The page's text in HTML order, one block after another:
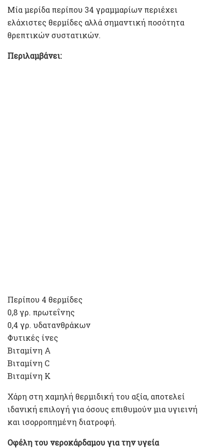
Μία μερίδα περίπου 34 γραμμαρίων περιέχει
ελάχιστες θερμίδες αλλά σημαντική ποσότητα
θρεπτικών συστατικών.
Περιλαμβάνει:
Περίπου 4 θερμίδες
0,8 γρ. πρωτεΐνης
0,4 γρ. υδατανθράκων
Φυτικές ίνες
Βιταμίνη Α
Βιταμίνη C
Βιταμίνη Κ
Χάρη στη χαμηλή θερμιδική του αξία, αποτελεί
ιδανική επιλογή για όσους επιθυμούν μια υγιεινή
και ισορροπημένη διατροφή.
Οφέλη του νεροκάρδαμου για την υγεία